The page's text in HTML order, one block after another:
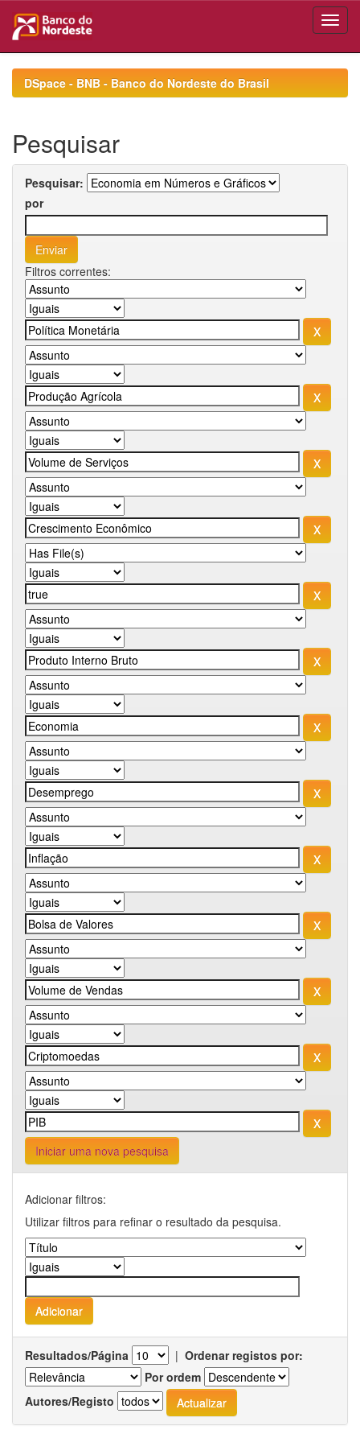
navigationDSpace - BNB - Banco do Nordeste do Brasil
Pesquisar
Pesquisar:
por
Filtros correntes:
Iniciar uma nova pesquisa
Adicionar filtros:
Utilizar filtros para refinar o resultado da pesquisa.
Resultados/Página | Ordenar registos por:
Por ordem
Autores/Registo